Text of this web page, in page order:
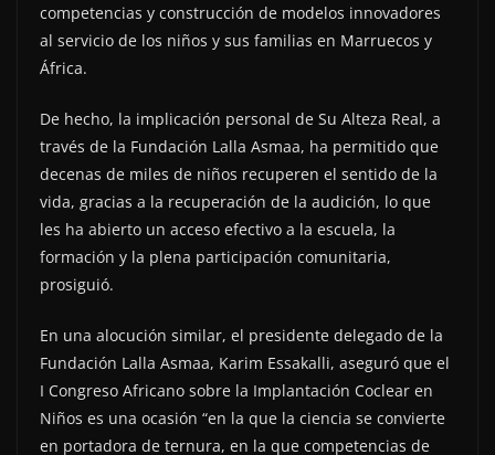
competencias y construcción de modelos innovadores
al servicio de los niños y sus familias en Marruecos y
África.
De hecho, la implicación personal de Su Alteza Real, a
través de la Fundación Lalla Asmaa, ha permitido que
decenas de miles de niños recuperen el sentido de la
vida, gracias a la recuperación de la audición, lo que
les ha abierto un acceso efectivo a la escuela, la
formación y la plena participación comunitaria,
prosiguió.
En una alocución similar, el presidente delegado de la
Fundación Lalla Asmaa, Karim Essakalli, aseguró que el
I Congreso Africano sobre la Implantación Coclear en
Niños es una ocasión “en la que la ciencia se convierte
en portadora de ternura, en la que competencias de